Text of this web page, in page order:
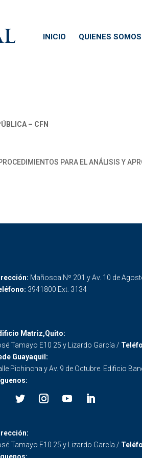
INICIO QUIENES SOMOS
– CFN
PARA EL ANÁLISIS Y
Mañosca Nº 201 y Av. 10 de
3941800 Ext. 3134
Matriz,Quito:
Tamayo E10 25 y Lizardo García /
Guayaquil:
Pichincha y Av. 9 de Octubre. Edificio
Tamayo E10 25 y Lizardo García /